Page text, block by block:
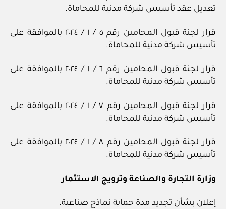
تعديل عقد تأسيس شركة مدنية للمحاماة.
قرار لجنة قبول المحامين رقم ٥ / ١ / ٢٠٢٤ بالموافقة على
تأسيس شركة مدنية للمحاماة.
قرار لجنة قبول المحامين رقم ٦ / ١ / ٢٠٢٤ بالموافقة على
تأسيس شركة مدنية للمحاماة.
قرار لجنة قبول المحامين رقم ٧ / ١ / ٢٠٢٤ بالموافقة على
تأسيس شركة مدنية للمحاماة.
قرار لجنة قبول المحامين رقم ٨ / ١ / ٢٠٢٤ بالموافقة على
تأسيس شركة مدنية للمحاماة.
وزارة التجارة والصناعة وترويج الاستثمار
إعلان بشأن تجديد مدة حماية نماذج صناعية.